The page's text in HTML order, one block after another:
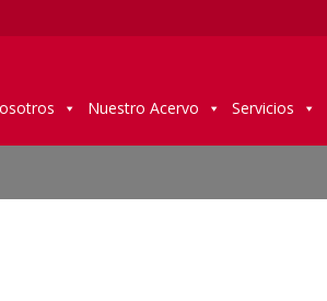
Nuestro Acervo Servicios